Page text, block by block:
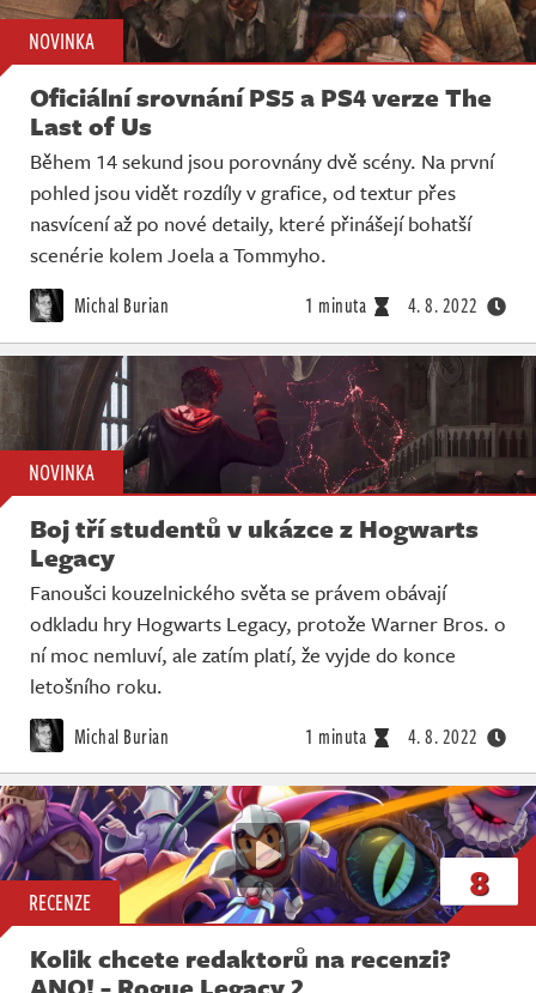
NOVINKA
Oficiální srovnání PS5 a PS4 verze The
Last of Us
Během 14 sekund jsou porovnány dvě scény. Na první
pohled jsou vidět rozdíly v grafice, od textur přes
nasvícení až po nové detaily, které přinášejí bohatší
scenérie kolem Joela a Tommyho.
Michal Burian 1 minuta 4. 8. 2022
NOVINKA
Boj tří studentů v ukázce z Hogwarts
Legacy
Fanoušci kouzelnického světa se právem obávají
odkladu hry Hogwarts Legacy, protože Warner Bros. o
ní moc nemluví, ale zatím platí, že vyjde do konce
letošního roku.
Michal Burian 1 minuta 4. 8. 2022
RECENZE 8
Kolik chcete redaktorů na recenzi?